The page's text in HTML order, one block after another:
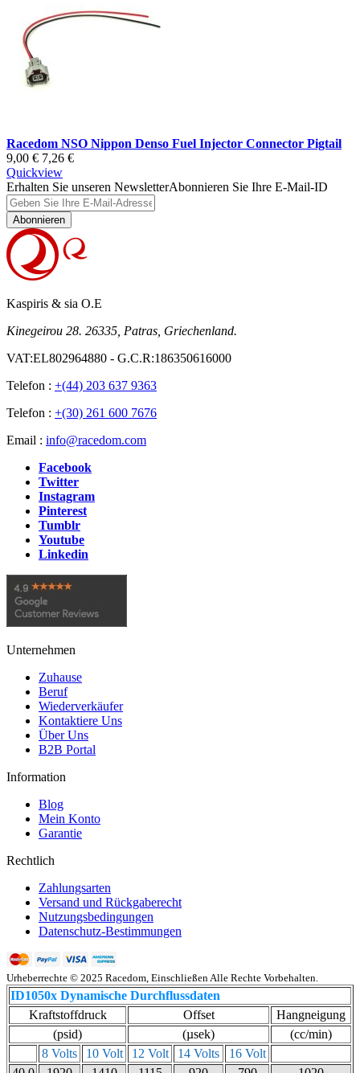
Racedom NSO Nippon Denso Fuel Injector Connector Pigtail
9,00 € 7,26 €
Quickview
Erhalten Sie unseren NewsletterAbonnieren Sie Ihre E-Mail-ID
Abonnieren
Kaspiris & sia O.E
Kinegeirou 28. 26335, Patras, Griechenland.
VAT:EL802964880 - G.C.R:186350616000
Telefon : +(44) 203 637 9363
Telefon : +(30) 261 600 7676
Email : info@racedom.com
Facebook
Twitter
Instagram
Pinterest
Tumblr
Youtube
Linkedin
Unternehmen
Zuhause
Beruf
Wiederverkäufer
Kontaktiere Uns
Über Uns
B2B Portal
Information
Blog
Mein Konto
Garantie
Rechtlich
Zahlungsarten
Versand und Rückgaberecht
Nutzungsbedingungen
Datenschutz-Bestimmungen
Urheberrechte © 2025 Racedom, Einschließen Alle Rechte Vorbehalten.
ID1050x Dynamische Durchflussdaten
Kraftstoffdruck
Offset
Hangneigung
(psid)
(µsek)
(cc/min)
8 Volts
10 Volt 12 Volt 14 Volts
16 Volt